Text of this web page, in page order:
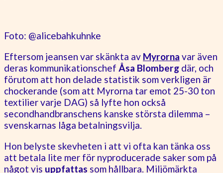
Foto: @alicebahkuhnke
Eftersom jeansen var skänkta av Myrorna var även
deras kommunikationschef Åsa Blomberg där, och
förutom att hon delade statistik som verkligen är
chockerande (som att Myrorna tar emot 25-30 ton
textilier varje DAG) så lyfte hon också
secondhandbranschens kanske största dilemma –
svenskarnas låga betalningsvilja.
Hon belyste skevheten i att vi ofta kan tänka oss
att betala lite mer för nyproducerade saker som på
något vis uppfattas som hållbara. Miljömärkta